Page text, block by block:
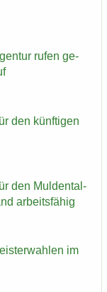
rufen ge­
den künf­ti­gen
den Mul­den­tal­
ar­beits­fä­hig
im